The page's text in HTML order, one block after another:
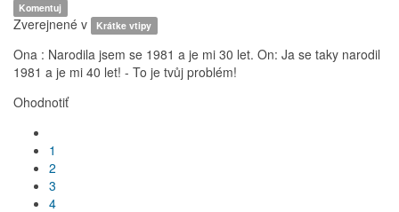
Komentuj
Zverejnené v Krátke vtipy
Ona : Narodila jsem se 1981 a je mi 30 let. On: Ja se taky narodil
1981 a je mi 40 let! - To je tvůj problém!
Ohodnotiť
1
2
3
4